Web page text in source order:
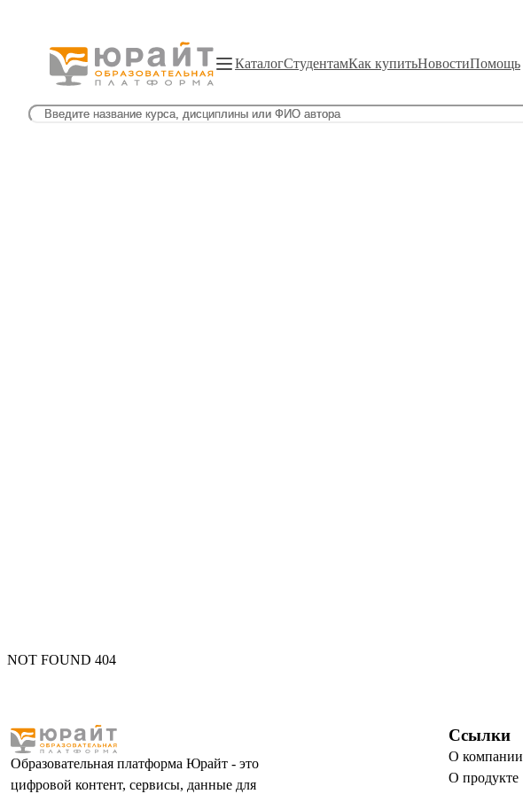
КаталогСтудентамКак купитьНовостиПомощь
NOT FOUND 404
Образовательная платформа Юрайт - это
цифровой контент, сервисы, данные для
Ссылки
О компании
О продукте